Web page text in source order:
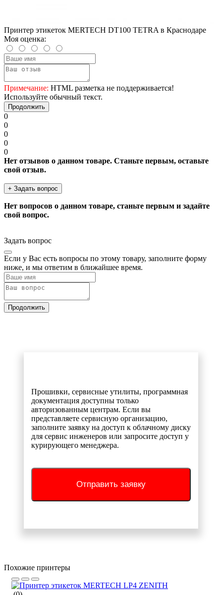
Принтер этикеток MERTECH DT100 TETRA в Краснодаре
Моя оценка:
Примечание: HTML разметка не поддерживается!
Используйте обычный текст.
Продолжить
0
0
0
0
0
Нет отзывов о данном товаре. Станьте первым, оставьте
свой отзыв.
+ Задать вопрос
Нет вопросов о данном товаре, станьте первым и задайте
свой вопрос.
Задать вопрос
Если у Вас есть вопросы по этому товару, заполните форму
ниже, и мы ответим в ближайшее время.
Продолжить
Прошивки, сервисные утилиты, программная
документация доступны только
авторизованным центрам. Если вы
представляете сервисную организацию,
заполните заявку на доступ к облачному диску
для сервис инженеров или запросите доступ у
курирующего менеджера.
Отправить заявку
Похожие принтеры